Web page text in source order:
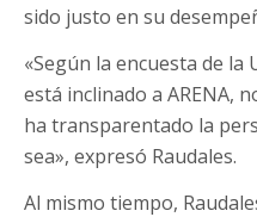
sido justo en su
«Según la encuesta de la
está inclinado a ARENA,
ha transparentado la
sea», expresó Raudales.
Al mismo tiempo,